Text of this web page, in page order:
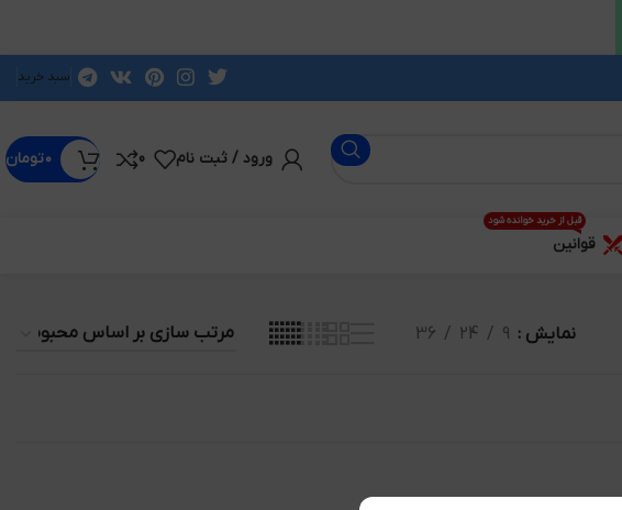
سبد خرید
ورود / ثبت نام 0 ۰تومان
قوانین
قبل از خرید خوانده شود
نمایش 9
24
36